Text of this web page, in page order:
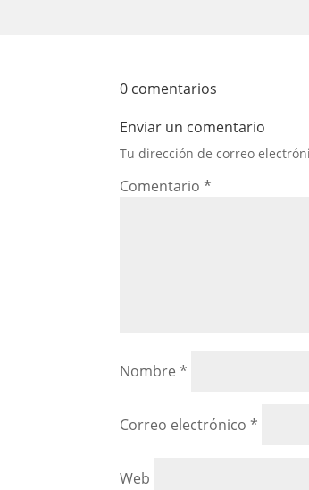
0 comentarios
Enviar un comentario
Tu dirección de correo
Comentario*
Nombre*
Correo electrónico*
Web